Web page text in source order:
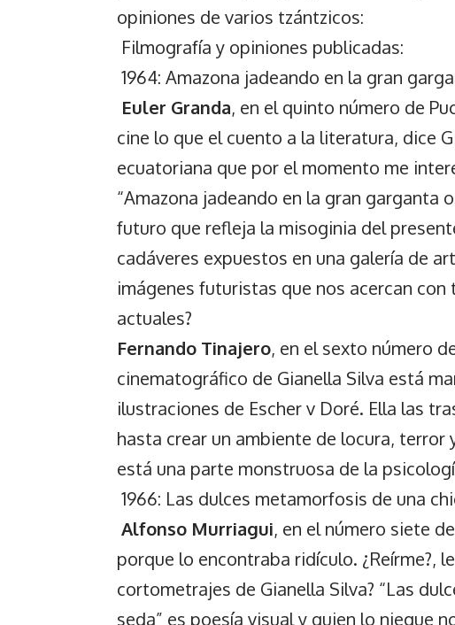
opiniones de varios tzántzicos:
Filmografía y opiniones publicadas:
1964: Amazona jadeando en la gran
Euler Granda, en el quinto número de
cine lo que el cuento a la literatura, dice
ecuatoriana que por el momento me
“Amazona jadeando en la gran garganta
futuro que refleja la misoginia del
cadáveres expuestos en una galería de
imágenes futuristas que nos acercan
actuales?
Fernando Tinajero, en el sexto número
cinematográfico de Gianella Silva está
ilustraciones de Escher v Doré. Ella las
hasta crear un ambiente de locura, terror
está una parte monstruosa de la
1966: Las dulces metamorfosis de una
Alfonso Murriagui, en el número siete
porque lo encontraba ridículo. ¿Reírme?,
cortometrajes de Gianella Silva? “Las
seda” es poesía visual y quien lo niegue